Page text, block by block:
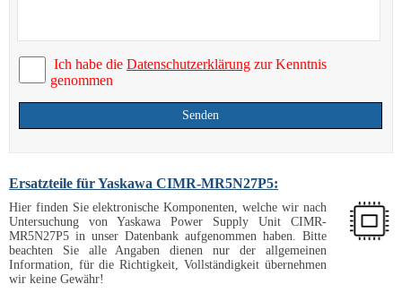
Ich habe die Datenschutzerklärung zur Kenntnis
genommen
Senden
Ersatzteile für Yaskawa CIMR-MR5N27P5:
Hier finden Sie elektronische Komponenten, welche wir nach
Untersuchung von Yaskawa Power Supply Unit CIMR-
MR5N27P5 in unser Datenbank aufgenommen haben. Bitte
beachten Sie alle Angaben dienen nur der allgemeinen
Information, für die Richtigkeit, Vollständigkeit übernehmen
wir keine Gewähr!